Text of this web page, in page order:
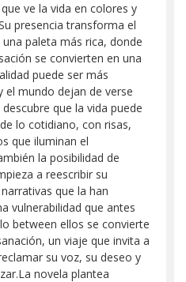
ve la vida en colores y
presencia transforma el
paleta más rica, donde
se convierten en una
puede ser más
el mundo dejan de verse
que la vida puede
lo cotidiano, con risas,
que iluminan el
la posibilidad de
a reescribir su
que la han
vulnerabilidad que antes
between ellos se convierte
un viaje que invita a
su voz, su deseo y
novela plantea